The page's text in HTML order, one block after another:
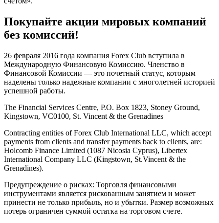
Покупайте акции мировых компаний
без комиссий!
26 февраля 2016 года компания Forex Club вступила в
Международную Финансовую Комиссию. Членство в
Финансовой Комиссии — это почетный статус, которым
наделены только надежные компании с многолетней историей
успешной работы.
The Financial Services Centre, P.O. Box 1823, Stoney Ground,
Kingstown, VC0100, St. Vincent & the Grenadines
Contracting entities of Forex Club International LLC, which accept
payments from clients and transfer payments back to clients, are:
Holcomb Finance Limited (1087 Nicosia Cyprus), Libertex
International Company LLC (Kingstown, St.Vincent & the
Grenadines).
Предупреждение о рисках: Торговля финансовыми
инструментами является рискованным занятием и может
принести не только прибыль, но и убытки. Размер возможных
потерь ограничен суммой остатка на торговом счете.